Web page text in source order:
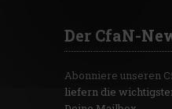
Der CfaN-
Abonniere unseren
liefern die